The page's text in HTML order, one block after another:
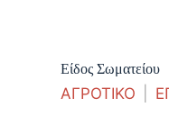
Είδος Σωματείου
ΑΓΡΟΤΙΚΟ